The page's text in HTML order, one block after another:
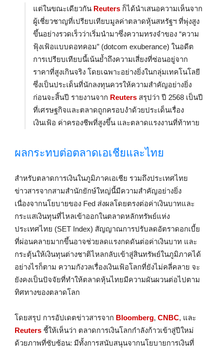
แต่ในขณะเดียวกัน Reuters ก็ได้นำเสนอความเห็นจาก
ผู้เชี่ยวชาญที่เปรียบเทียบมูลค่าตลาดหุ้นสหรัฐฯ ที่พุ่งสูง
ขึ้นอย่างรวดเร็วว่าเริ่มนำมาซึ่งความทรงจำของ “ความ
ฟุ้งเฟ้อแบบดอทคอม” (dotcom exuberance) ในอดีต
การเปรียบเทียบนี้เน้นย้ำถึงความเสี่ยงที่ซ่อนอยู่จาก
ราคาที่สูงเกินจริง โดยเฉพาะอย่างยิ่งในกลุ่มเทคโนโลยี
ซึ่งเป็นประเด็นที่นักลงทุนควรให้ความสำคัญอย่างยิ่ง
ก่อนจะสิ้นปี รายงานจาก Reuters สรุปว่า ปี 2568 เป็นปี
ที่เศรษฐกิจและตลาดถูกครอบงำด้วยประเด็นเรื่อง
เงินเฟ้อ ค่าครองชีพที่สูงขึ้น และตลาดแรงงานที่ท้าทาย
ผลกระทบต่อตลาดเอเชียและไทย
สำหรับตลาดการเงินในภูมิภาคเอเชีย รวมถึงประเทศไทย
ข่าวสารจากสามสำนักยักษ์ใหญ่นี้มีความสำคัญอย่างยิ่ง
เนื่องจากนโยบายของ Fed ส่งผลโดยตรงต่อค่าเงินบาทและ
กระแสเงินทุนที่ไหลเข้าออกในตลาดหลักทรัพย์แห่ง
ประเทศไทย (SET Index) สัญญาณการปรับลดอัตราดอกเบี้ย
ที่ผ่อนคลายมากขึ้นอาจช่วยลดแรงกดดันต่อค่าเงินบาท และ
กระตุ้นให้เงินทุนต่างชาติไหลกลับเข้าสู่สินทรัพย์ในภูมิภาคได้
อย่างไรก็ตาม ความกังวลเรื่องเงินเฟ้อโลกที่ยังไม่คลี่คลาย จะ
ยังคงเป็นปัจจัยที่ทำให้ตลาดหุ้นไทยมีความผันผวนต่อไปตาม
ทิศทางของตลาดโลก
โดยสรุป การอัปเดตข่าวสารจาก Bloomberg, CNBC, และ
Reuters ชี้ให้เห็นว่า ตลาดการเงินโลกกำลังก้าวเข้าสู่ปีใหม่
ด้วยภาพที่ซับซ้อน: มีทั้งการสนับสนุนจากนโยบายการเงินที่